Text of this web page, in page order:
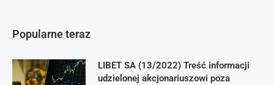
Popularne teraz
LIBET SA (13/2022) Treść informacji
udzielonej akcjonariuszowi poza